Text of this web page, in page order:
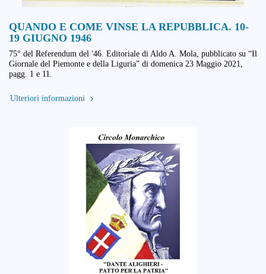
QUANDO E COME VINSE LA REPUBBLICA. 10-
19 GIUGNO 1946
75° del Referendum del '46. Editoriale di Aldo A. Mola, pubblicato su “Il
Giornale del Piemonte e della Liguria” di domenica 23 Maggio 2021,
pagg. 1 e 11.
Ulteriori informazioni